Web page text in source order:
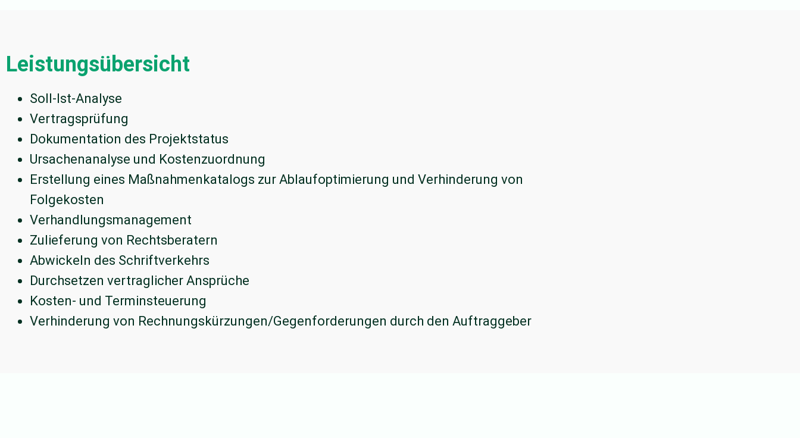
Leistungsübersicht
Soll-Ist-Analyse
Vertragsprüfung
Dokumentation des Projektstatus
Ursachenanalyse und Kostenzuordnung
Erstellung eines Maßnahmenkatalogs zur Ablaufoptimierung und Verhinderung von
Folgekosten
Verhandlungsmanagement
Zulieferung von Rechtsberatern
Abwickeln des Schriftverkehrs
Durchsetzen vertraglicher Ansprüche
Kosten- und Terminsteuerung
Verhinderung von Rechnungskürzungen/Gegenforderungen durch den Auftraggeber